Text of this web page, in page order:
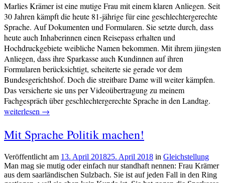
Marlies Krämer ist eine mutige Frau mit einem klaren Anliegen. Seit
30 Jahren kämpft die heute 81-jährige für eine geschlechtergerechte
Sprache. Auf Dokumenten und Formularen. Sie setzte durch, dass
heute auch Inhaberinnen einen Reisepass erhalten und
Hochdruckgebiete weibliche Namen bekommen. Mit ihrem jüngsten
Anliegen, dass ihre Sparkasse auch Kundinnen auf ihren
Formularen berücksichtigt, scheiterte sie gerade vor dem
Bundesgerichtshof. Doch die streitbare Dame will weiter kämpfen.
Das versicherte sie uns per Videoübertragung zu meinem
Fachgespräch über geschlechtergerechte Sprache in den Landtag.
weiterlesen →
Mit Sprache Politik machen!
Veröffentlicht am 13. April 201825. April 2018 von
cs-
redaktion
in Gleichstellung
Man mag sie mutig oder einfach nur standhaft nennen: Frau Krämer
aus dem saarländischen Sulzbach. Sie ist auf jeden Fall in den Ring